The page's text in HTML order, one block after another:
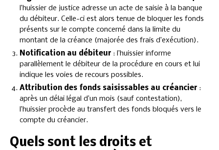
l’huissier de justice adresse un acte de saisie à la banque
du débiteur. Celle-ci est alors tenue de bloquer les fonds
présents sur le compte concerné dans la limite du
montant de la créance (majorée des frais d’exécution).
Notification au débiteur : l’huissier informe
parallèlement le débiteur de la procédure en cours et lui
indique les voies de recours possibles.
Attribution des fonds saisissables au créancier :
après un délai légal d’un mois (sauf contestation),
l’huissier procède au transfert des fonds bloqués vers le
compte du créancier.
Quels sont les droits et